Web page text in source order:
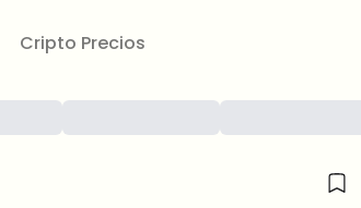
Cripto Precios